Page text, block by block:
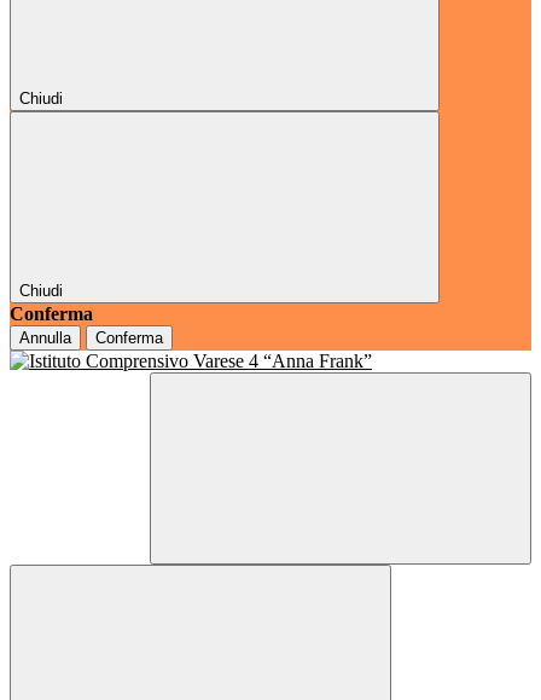
Chiudi
Chiudi
Conferma
Annulla Conferma